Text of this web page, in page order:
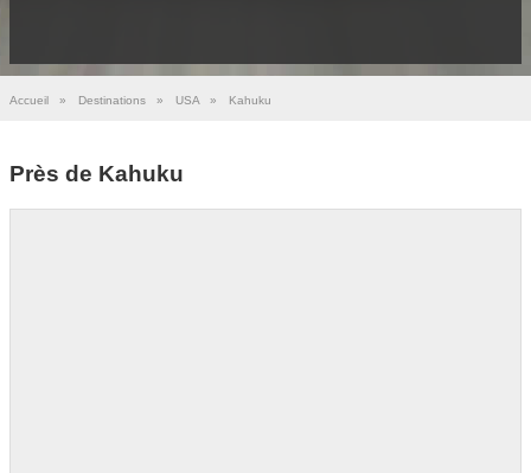
Accueil » Destinations » USA » Kahuku
Près de Kahuku